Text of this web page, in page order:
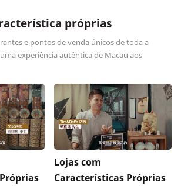
próprias
e pontos de venda únicos de toda a
experiência autêntica de Macau aos
Lojas com
Características Próprias